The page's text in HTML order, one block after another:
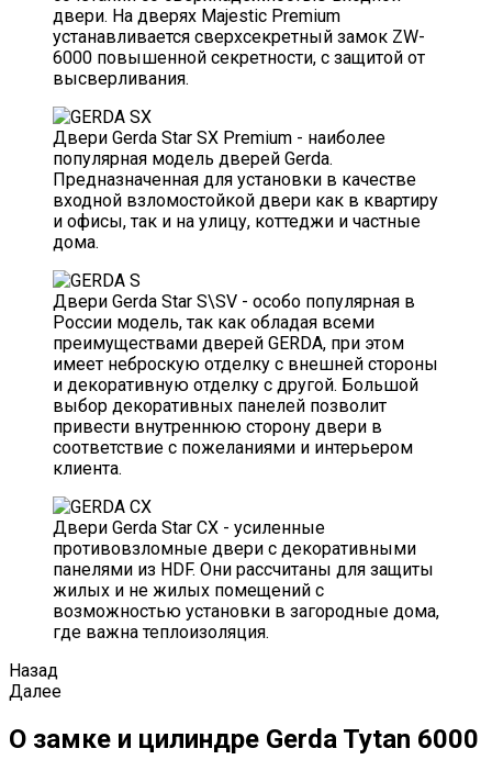
двери. На дверях Majestic Premium
устанавливается сверхсекретный замок ZW-
6000 повышенной секретности, с защитой от
высверливания.
Двери Gerda Star SХ Premium - наиболее
популярная модель дверей Gerda.
Предназначенная для установки в качестве
входной взломостойкой двери как в квартиру
и офисы, так и на улицу, коттеджи и частные
дома.
Двери Gerda Star S\SV - особо популярная в
России модель, так как обладая всеми
преимуществами дверей GERDA, при этом
имеет неброскую отделку с внешней стороны
и декоративную отделку с другой. Большой
выбор декоративных панелей позволит
привести внутреннюю сторону двери в
соответствие с пожеланиями и интерьером
клиента.
Двери Gerda Star CX - усиленные
противовзломные двери с декоративными
панелями из HDF. Они рассчитаны для защиты
жилых и не жилых помещений с
возможностью установки в загородные дома,
где важна теплоизоляция.
Назад
Далее
О замке и цилиндре Gerda Tytan 6000